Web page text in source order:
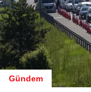
Gündem